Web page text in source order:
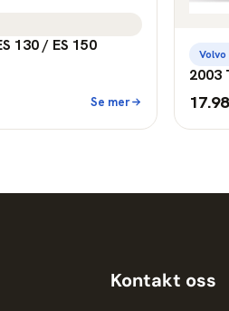
130 / ES 150
Se mer
2003
Kontakt oss